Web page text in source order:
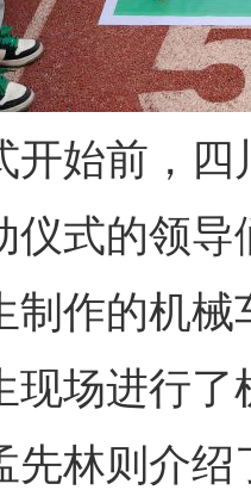
始前，四
仪式的领
制作的机
现场进行
先林则介